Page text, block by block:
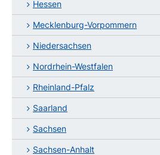
Hessen
Mecklenburg-Vorpommern
Niedersachsen
Nordrhein-Westfalen
Rheinland-Pfalz
Saarland
Sachsen
Sachsen-Anhalt